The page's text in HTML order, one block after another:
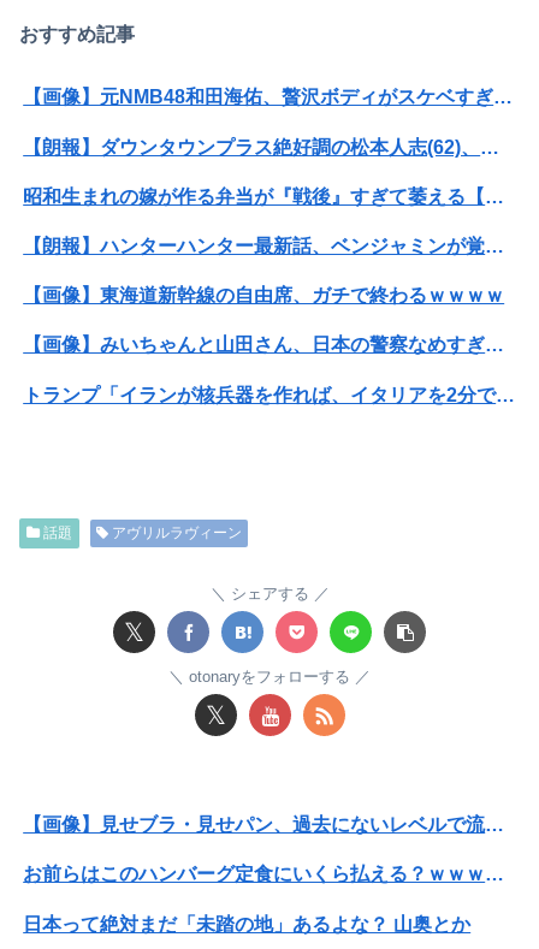
おすすめ記事
【画像】元NMB48和田海佑、贅沢ボディがスケベすぎるwwwwwwwボムの水着グラビアであざとセクシー爆発！！！
【朗報】ダウンタウンプラス絶好調の松本人志(62)、見た目がいまだにめっちゃ若々しいｗｗｗｗｗｗｗｗｗｗｗｗｗｗｗｗｗｗｗｗｗ（画像あり）
昭和生まれの嫁が作る弁当が『戦後』すぎて萎える【画像あり】
【朗報】ハンターハンター最新話、ベンジャミンが覚醒して主人公になるwwwwwwwwwww
【画像】東海道新幹線の自由席、ガチで終わるｗｗｗｗ
【画像】みいちゃんと山田さん、日本の警察なめすぎで炎上ｗｗｗｗwｗｗｗｗｗｗｗｗｗ
トランプ「イランが核兵器を作れば、イタリアを2分で消滅させる」メローニ「核を持っている国で実際に使ったアホはアメリカだけｗ」
レインボー池田、超美人女子アナと結婚wwwwwww
主人の通帳を見たら、１０年間仕送りしている女性がいた。主人に問い詰めたら、白状して...
話題 アヴリルラヴィーン
シェアする
𝕏
otonaryをフォローする
𝕏
【画像】見せブラ・見せパン、過去にないレベルで流行りまくる😡
お前らはこのハンバーグ定食にいくら払える？ｗｗｗｗｗｗｗｗｗｗ
日本って絶対まだ「未踏の地」あるよな？ 山奥とか